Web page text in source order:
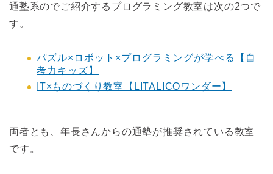
通塾系のでご紹介するプログラミング教室は次の2つで
す。
パズル×ロボット×プログラミングが学べる【自
考力キッズ】
IT×ものづくり教室【LITALICOワンダー】
両者とも、年長さんからの通塾が推奨されている教室
です。